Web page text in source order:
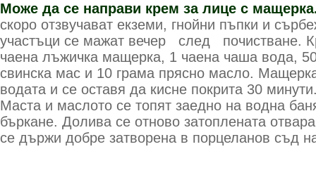
Може да се направи крем за лице с
скоро отзвучават екземи, гнойни пъпки и
участъци се мажат ве­чер след по­чистване.
чае­на лъжичка ма­щерка, 1 чаена чаша вода,
свинска мас и 10 грама прясно масло.
водата и се ос­тавя да кисне покрита 30
Маста и маслото се топят заедно на водна
бъркане. Долива се отново затоплената
се държи добре затворена в пор­целанов съд